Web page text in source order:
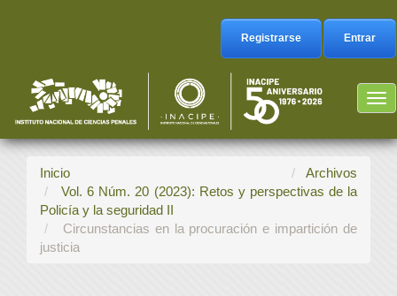
Barra
lateral
Registrarse Entrar
Inicio
Archivos
Vol. 6 Núm. 20 (2023): Retos y perspectivas de la
Policía y la seguridad II
Circunstancias en la procuración e impartición de
justicia